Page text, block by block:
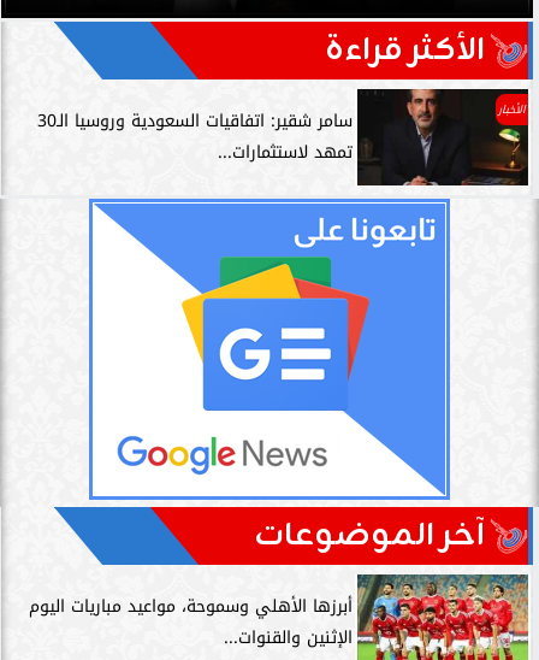
الأكثر قراءة
الأخبار
سامر شقير: اتفاقيات السعودية وروسيا الـ30
تمهد لاستثمارات...
آخر الموضوعات
أبرزها الأهلي وسموحة، مواعيد مباريات اليوم
الإثنين والقنوات...